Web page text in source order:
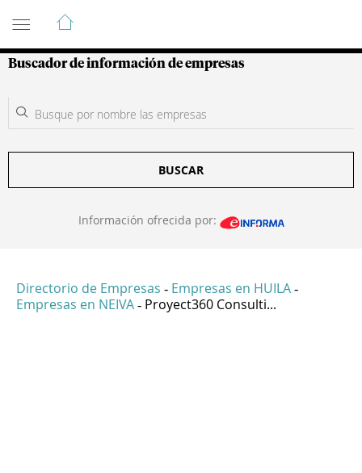
Guía de Empresas Colombianas
Buscador de información de empresas
BUSCAR
Información ofrecida por:
Directorio de Empresas - Empresas en HUILA -
Empresas en NEIVA - Proyect360 Consulti...